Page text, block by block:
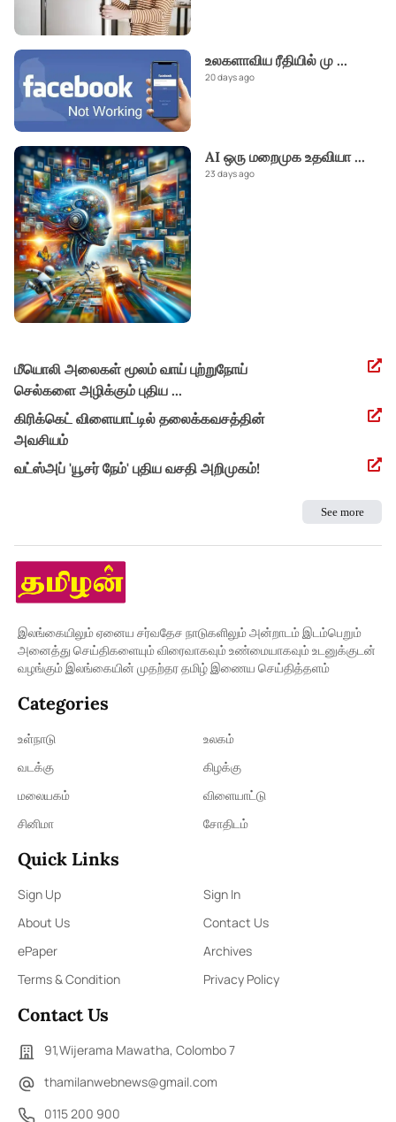
உலகளாவிய ரீதியில் மு ...
20 days ago
AI ஒரு மறைமுக உதவியா...
23 days ago
மீயொலி அலைகள் மூலம் வாய் புற்றுநோய்
செல்களை அழிக்கும் புதிய ...
கிரிக்கெட் விளையாட்டில் தலைக்கவசத்தின்
அவசியம்
வட்ஸ்அப் 'யூசர் நேம்' புதிய வசதி அறிமுகம்!
See more
இலங்கையிலும் ஏனைய சர்வதேச நாடுகளிலும் அன்றாடம் இடம்பெறும்
அனைத்து செய்திகளையும் விரைவாகவும் உண்மையாகவும் உடனுக்குடன்
வழங்கும் இலங்கையின் முதற்தர தமிழ் இணைய செய்தித்தளம்
Categories
உள்நாடு
உலகம்
வடக்கு
கிழக்கு
மலையகம்
விளையாட்டு
சினிமா
சோதிடம்
Quick Links
Sign Up
Sign In
About Us
Contact Us
ePaper
Archives
Terms & Condition
Privacy Policy
Contact Us
91,Wijerama Mawatha, Colombo 7
thamilanwebnews@gmail.com
0115 200 900